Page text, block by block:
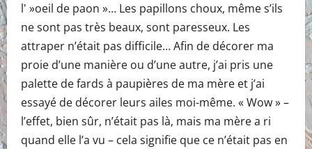
l' »oeil de paon »… Les papillons choux, même s’ils
ne sont pas très beaux, sont paresseux. Les
attraper n’était pas difficile… Afin de décorer ma
proie d’une manière ou d’une autre, j’ai pris une
palette de fards à paupières de ma mère et j’ai
essayé de décorer leurs ailes moi-même. « Wow » –
l’effet, bien sûr, n’était pas là, mais ma mère a ri
quand elle l’a vu – cela signifie que ce n’était pas en